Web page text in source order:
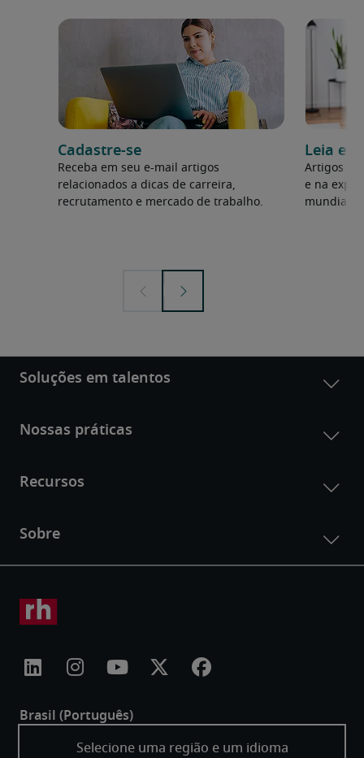
Cadastre-se
Receba em seu e-mail artigos
relacionados a dicas de carreira,
recrutamento e mercado de trabalho.
Leia e
Artigos
e na
mundial